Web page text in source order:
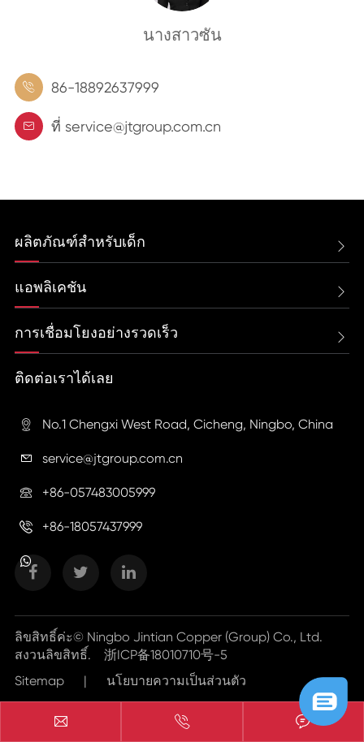
นางสาวซัน
 86-18892637999
 ที่ service@jtgroup.com.cn
ผลิตภัณฑ์สำหรับเด็ก 
แอพลิเคชัน 
การเชื่อมโยงอย่างรวดเร็ว 
ติดต่อเราได้เลย
 No.1 Chengxi West Road, Cicheng, Ningbo, China
 service@jtgroup.com.cn
 +86-057483005999
 +86-18057437999
ลิขสิทธิ์ค่ะ© Ningbo Jintian Copper (Group) Co., Ltd.
สงวนลิขสิทธิ์. 浙ICP备18010710号-5
Sitemap
| นโยบายความเป็นส่วนตัว
  